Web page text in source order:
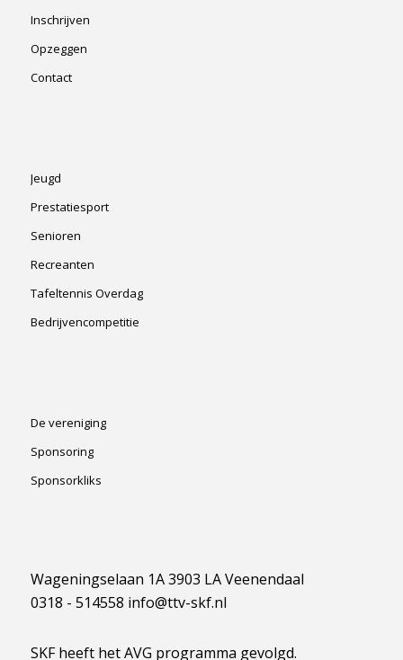
Inschrijven
Opzeggen
Contact
Jeugd
Prestatiesport
Senioren
Recreanten
Tafeltennis Overdag
Bedrijvencompetitie
De vereniging
Sponsoring
Sponsorkliks
Wageningselaan 1A 3903 LA Veenendaal
0318 - 514558 info@ttv-skf.nl
SKF heeft het AVG programma gevolgd.